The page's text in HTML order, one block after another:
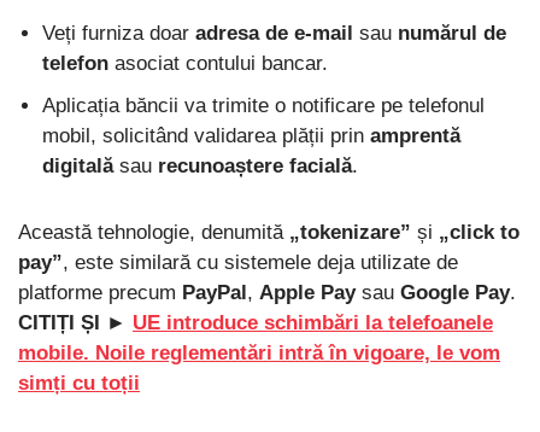
Veți furniza doar adresa de e-mail sau numărul de
telefon asociat contului bancar.
Aplicația băncii va trimite o notificare pe telefonul
mobil, solicitând validarea plății prin amprentă
digitalăsau recunoaștere facială.
Această tehnologie, denumită „tokenizare” și „click to
pay”, este similară cu sistemele deja utilizate de
platforme precum PayPal , Apple Paysau Google Pay.
CITIȚI ȘI ► UE introduce schimbări la telefoanele
mobile. Noile reglementări intră în vigoare, le vom
simți cu toții